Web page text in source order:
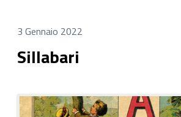
3 Gennaio 2022
Sillabari